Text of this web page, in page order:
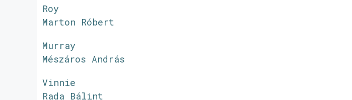
Roy
Marton Róbert
Murray
Mészáros András
Vinnie
Rada Bálint